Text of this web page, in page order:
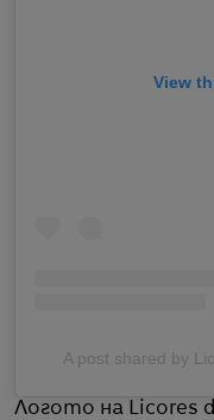
View
A post shared by
Логото на Licores